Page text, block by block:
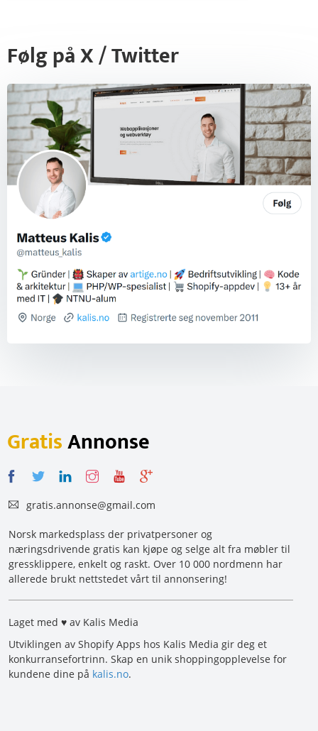
Følg på X / Twitter
GratisAnnonse
gratis.annonse@gmail.com
Norsk markedsplass der privatpersoner og
næringsdrivende gratis kan kjøpe og selge alt fra møbler til
gressklippere, enkelt og raskt. Over 10 000 nordmenn har
allerede brukt nettstedet vårt til annonsering!
Laget med ♥ av Kalis Media
Utviklingen av Shopify Apps hos Kalis Media gir deg et
konkurransefortrinn. Skap en unik shoppingopplevelse for
kundene dine på kalis.no.